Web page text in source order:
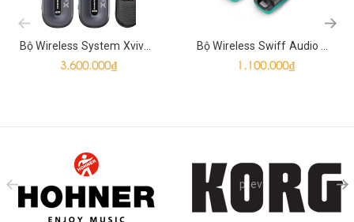
Bộ Wireless System Xvive A58
3.600.000₫
Bộ Wireless Swiff Audio WS-70
1.100.000₫
prev